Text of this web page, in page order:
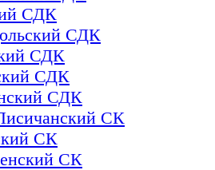
СДК
СДК
СДК
СДК
СДК
СК
СК
СК